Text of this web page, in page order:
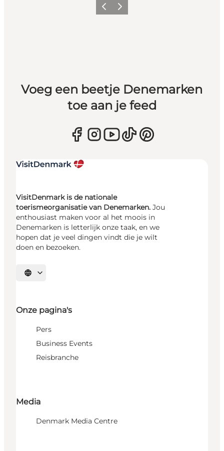
Vorige Volgende
Voeg een beetje Denemarken
toe aan je feed
VisitDenmark is de nationale
toerismeorganisatie van Denemarken. Jou
enthousiast maken voor al het moois in
Denemarken is letterlijk onze taak, en we
hopen dat je veel dingen vindt die je wilt
doen en bezoeken.
Selecteer taal
Onze pagina's
Pers
Business Events
Reisbranche
Media
Denmark Media Centre